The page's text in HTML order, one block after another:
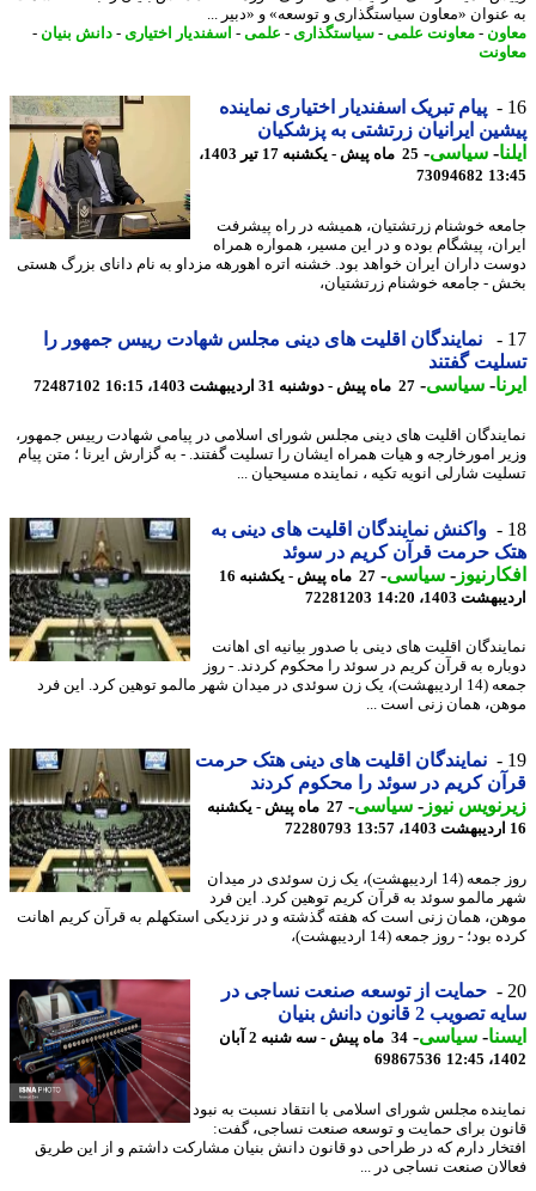
«معاون سیاستگذاری و توسعه» و «دبیر ...
-معاونت علمی-سیاستگذاری- علمی-اسفندیار اختیاری- دانش بنیان-
پیام تبریک اسفندیار اختیاری نماینده
ایرانیان زرتشتی به پزشکیان
-سیاسی-
25 ماه پیش - یکشنبه 17 تیر 1403،
73094682
خوشنام زرتشتیان، همیشه در راه پیشرفت
پیشگام بوده و در این مسیر، همواره همراه
داران ایران خواهد بود. خشنه اتره اهورهه مزداو به نام دانای بزرگ هستی
- جامعه خوشنام زرتشتیان،
نمایندگان اقلیت های دینی مجلس شهادت رییس جمهور را
گفتند
-سیاسی-27 ماه پیش - دوشنبه 31 اردیبهشت 1403، 16:15 72487102
اقلیت های دینی مجلس شورای اسلامی در پیامی شهادت رییس جمهور،
امورخارجه و هیات همراه ایشان را تسلیت گفتند. - به گزارش ایرنا ؛ متن پیام
شارلی انویه تکیه ، نماینده مسیحیان ...
واکنش نمایندگان اقلیت های دینی به
حرمت قرآن کریم در سوئد
-سیاسی-
27 ماه پیش - یکشنبه 16
1403، 14:20
72281203
اقلیت های دینی با صدور بیانیه ای اهانت
به قرآن کریم در سوئد را محکوم کردند. - روز
جمعه (14 اردیبهشت)، یک زن سوئدی در میدان شهر مالمو توهین کرد. این فرد
همان زنی است ...
نمایندگان اقلیت های دینی هتک حرمت
کریم در سوئد را محکوم کردند
نیوز-سیاسی-
27 ماه پیش - یکشنبه
72280793
روز جمعه (14 اردیبهشت)، یک زن سوئدی در میدان
مالمو سوئد به قرآن کریم توهین کرد. این فرد
همان زنی است که هفته گذشته و در نزدیکی استکهلم به قرآن کریم اهانت
- روز جمعه (14 اردیبهشت)،
حمایت از توسعه صنعت نساجی در
2 قانون دانش بنیان
-سیاسی-
34 ماه پیش - سه شنبه 2 آبان
69867536
مجلس شورای اسلامی با انتقاد نسبت به نبود
برای حمایت و توسعه صنعت نساجی، گفت:
دارم که در طراحی دو قانون دانش بنیان مشارکت داشتم و از این طریق
صنعت نساجی در ...